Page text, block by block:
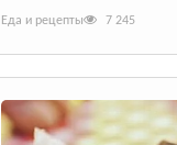
Еда и рецепты 7 245